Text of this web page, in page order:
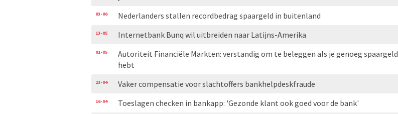
03-06 Nederlanders stallen recordbedrag spaargeld in buitenland
13-05 Internetbank Bunq wil uitbreiden naar Latijns-Amerika
01-05
Autoriteit Financiële Markten: verstandig om te beleggen als je genoeg spaargeld
hebt
23-04 Vaker compensatie voor slachtoffers bankhelpdeskfraude
16-04 Toeslagen checken in bankapp: 'Gezonde klant ook goed voor de bank'